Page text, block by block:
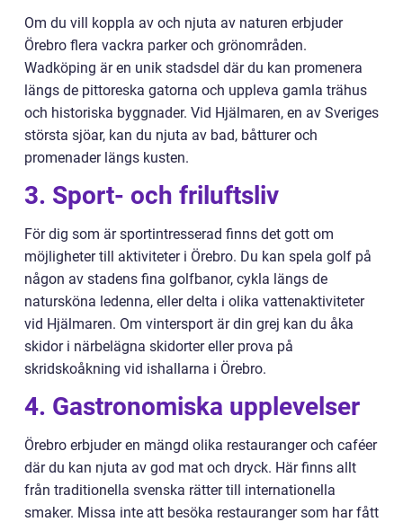
Om du vill koppla av och njuta av naturen erbjuder
Örebro flera vackra parker och grönområden.
Wadköping är en unik stadsdel där du kan promenera
längs de pittoreska gatorna och uppleva gamla trähus
och historiska byggnader. Vid Hjälmaren, en av Sveriges
största sjöar, kan du njuta av bad, båtturer och
promenader längs kusten.
3. Sport- och friluftsliv
För dig som är sportintresserad finns det gott om
möjligheter till aktiviteter i Örebro. Du kan spela golf på
någon av stadens fina golfbanor, cykla längs de
natursköna ledenna, eller delta i olika vattenaktiviteter
vid Hjälmaren. Om vintersport är din grej kan du åka
skidor i närbelägna skidorter eller prova på
skridskoåkning vid ishallarna i Örebro.
4. Gastronomiska upplevelser
Örebro erbjuder en mängd olika restauranger och caféer
där du kan njuta av god mat och dryck. Här finns allt
från traditionella svenska rätter till internationella
smaker. Missa inte att besöka restauranger som har fått